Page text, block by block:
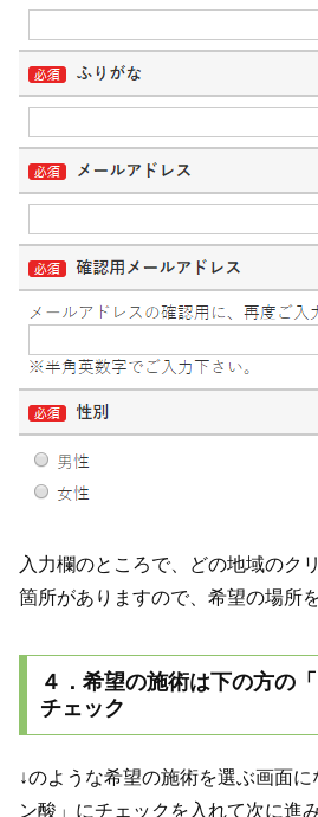
入力欄のところで、どの地域のク
箇所がありますので、希望の場所
４．希望の施術は下の方の
チェック
↓のような希望の施術を選ぶ画面
ン酸」にチェックを入れて次に進